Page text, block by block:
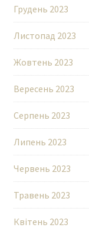
Грудень 2023
Листопад 2023
Жовтень 2023
Вересень 2023
Серпень 2023
Липень 2023
Червень 2023
Травень 2023
Квітень 2023